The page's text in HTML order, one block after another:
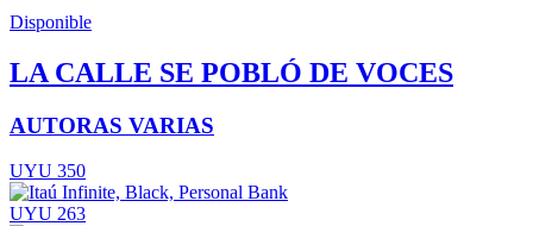
Disponible
LA CALLE SE POBLÓ DE VOCES
AUTORAS VARIAS
UYU 350
UYU 263